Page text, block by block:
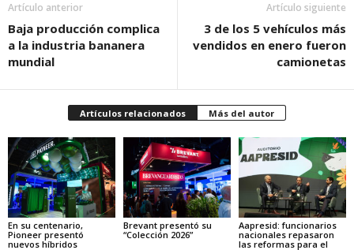
Artículo anterior
Baja producción complica
a la industria bananera
mundial
Artículo siguiente
3 de los 5 vehículos más
vendidos en enero fueron
camionetas
Artículos relacionados Más del autor
En su centenario,
Pioneer presentó
nuevos híbridos
Brevant presentó su
“Colección 2026”
Aapresid: funcionarios
nacionales repasaron
las reformas para el